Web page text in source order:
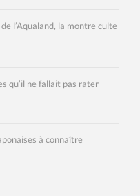
l’Aqualand, la montre culte
qu’il ne fallait pas rater
à connaître